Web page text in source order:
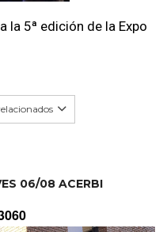
la 5ª edición de la Expo
06/08 ACERBI